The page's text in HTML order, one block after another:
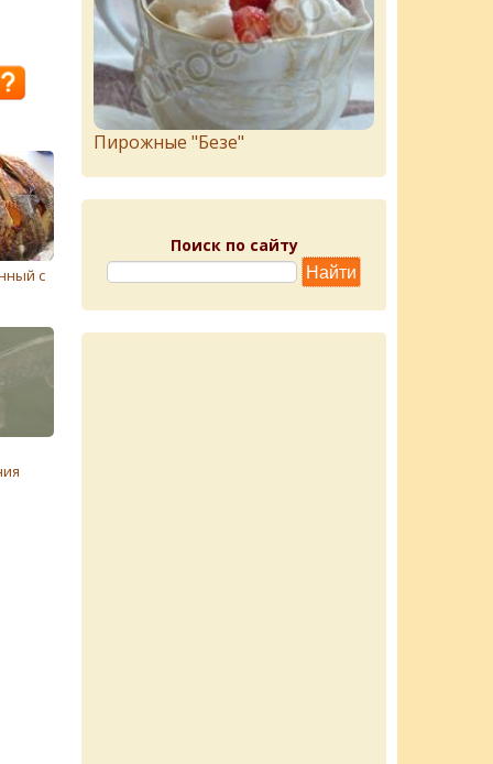
с
Пирожныe "Бeзe"
Поиск по сайту